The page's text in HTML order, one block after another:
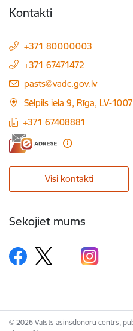
Kontakti
+371 80000003
+371 67471472
E-pasts:
pasts@vadc.gov.lv
Sēlpils iela 9, Rīga, LV-1007
+371 67408881
Visi kontakti
Sekojiet mums
© 2026 Valsts asinsdonoru centrs,